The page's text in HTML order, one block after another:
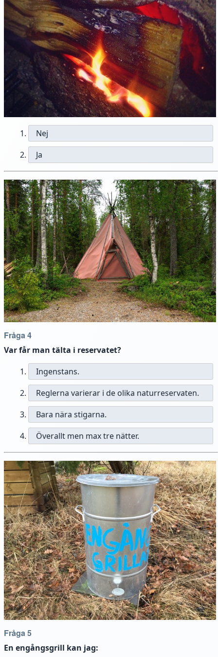
Nej
Ja
Fråga 4
Var får man tälta i reservatet?
Ingenstans.
Reglerna varierar i de olika naturreservaten.
Bara nära stigarna.
Överallt men max tre nätter.
Fråga 5
En engångsgrill kan jag: